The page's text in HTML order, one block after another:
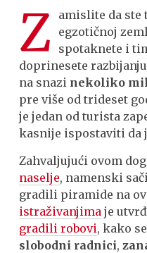
Z
amislite da ste
egzotičnoj
spotaknete i
doprinesete
na snazi nekoliko
pre više od trideset
je jedan od turista
kasnije ispostaviti da
Zahvaljujući ovom
naselje, namenski
gradili piramide na
istraživanjima je
gradili robovi, kako
slobodni radnici,